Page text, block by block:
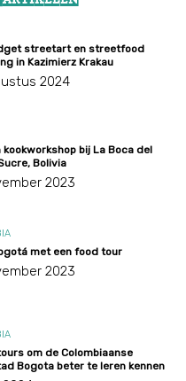
streetart en streetfood
in Kazimierz Krakau
2024
kookworkshop bij La Boca del
Bolivia
2023
met een food tour
2023
om de Colombiaanse
Bogota beter te leren kennen